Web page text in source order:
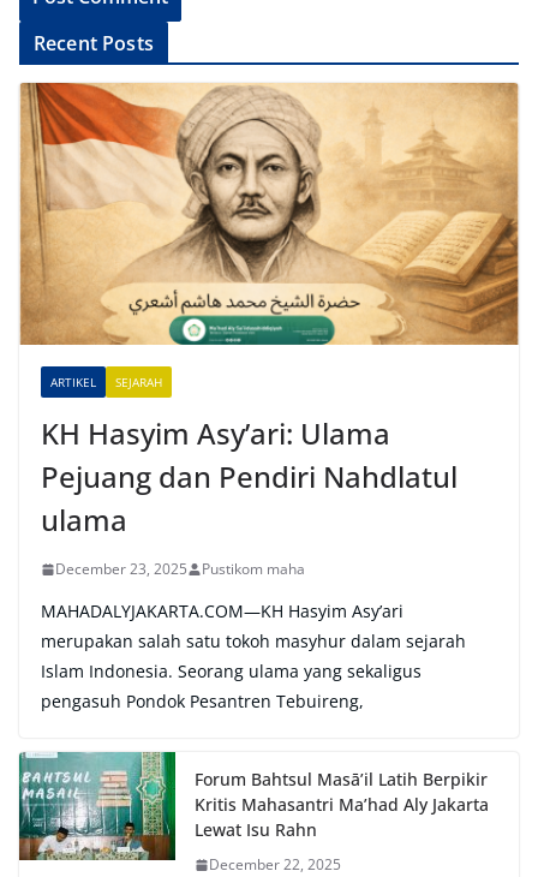
l
a
t
i
v
Recent Posts
ARTIKEL SEJARAH
KH Hasyim Asy’ari: Ulama
Pejuang dan Pendiri Nahdlatul
ulama
December 23, 2025 Pustikom maha
MAHADALYJAKARTA.COM—KH Hasyim Asy’ari
merupakan salah satu tokoh masyhur dalam sejarah
Islam Indonesia. Seorang ulama yang sekaligus
pengasuh Pondok Pesantren Tebuireng,
Forum Bahtsul Masā’il Latih Berpikir
Kritis Mahasantri Ma’had Aly Jakarta
Lewat Isu Rahn
December 22, 2025